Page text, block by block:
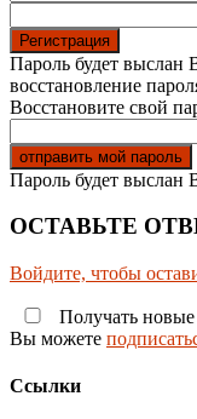
Пароль будет выслан
восстановление
Восстановите свой
Пароль будет выслан
ОСТАВЬТЕ
Войдите, чтобы
Получать
Вы можете
Ссылки